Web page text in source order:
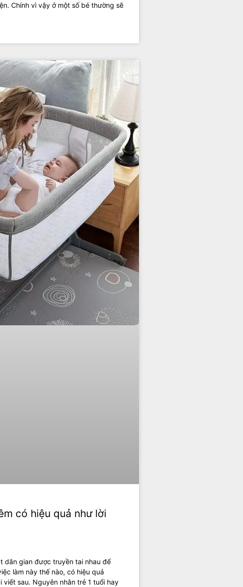
Chính vì vậy ở một số bé thường sẽ
có hiệu quả như lời
dân gian được truyền tai nhau để
làm này thế nào, có hiệu quả
sau. Nguyên nhân trẻ 1 tuổi hay